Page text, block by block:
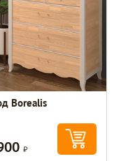
Borealis
Р